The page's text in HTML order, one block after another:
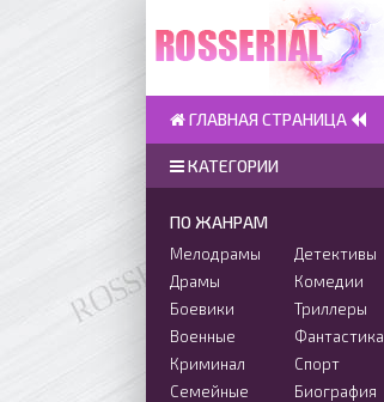
КАТЕГОРИИ
ПО ЖАНРАМ
Мелодрамы
Драмы
Боевики
Военные
Криминал
Семейные
Детективы
Комедии
Триллеры
Фантастика
Спорт
Биография
ГЛАВНАЯ СТРАНИЦА